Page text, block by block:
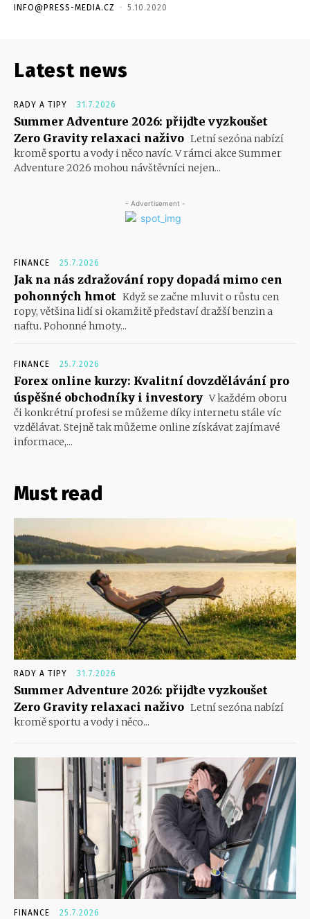
INFO@PRESS-MEDIA.CZ - 5.10.2020
Latest news
RADY A TIPY 31.7.2026
Summer Adventure 2026: přijďte vyzkoušet
Zero Gravity relaxaci naživo Letní sezóna nabízí
kromě sportu a vody i něco navíc. V rámci akce Summer
Adventure 2026 mohou návštěvníci nejen...
- Advertisement -
FINANCE 25.7.2026
Jak na nás zdražování ropy dopadá mimo cen
pohonných hmot Když se začne mluvit o růstu cen
ropy, většina lidí si okamžitě představí dražší benzin a
naftu. Pohonné hmoty...
FINANCE 25.7.2026
Forex online kurzy: Kvalitní dovzdělávání pro
úspěšné obchodníky i investory V každém oboru
či konkrétní profesi se můžeme díky internetu stále víc
vzdělávat. Stejně tak můžeme online získávat zajímavé
informace,...
Must read
RADY A TIPY 31.7.2026
Summer Adventure 2026: přijďte vyzkoušet
Zero Gravity relaxaci naživo Letní sezóna nabízí
kromě sportu a vody i něco...
FINANCE 25.7.2026